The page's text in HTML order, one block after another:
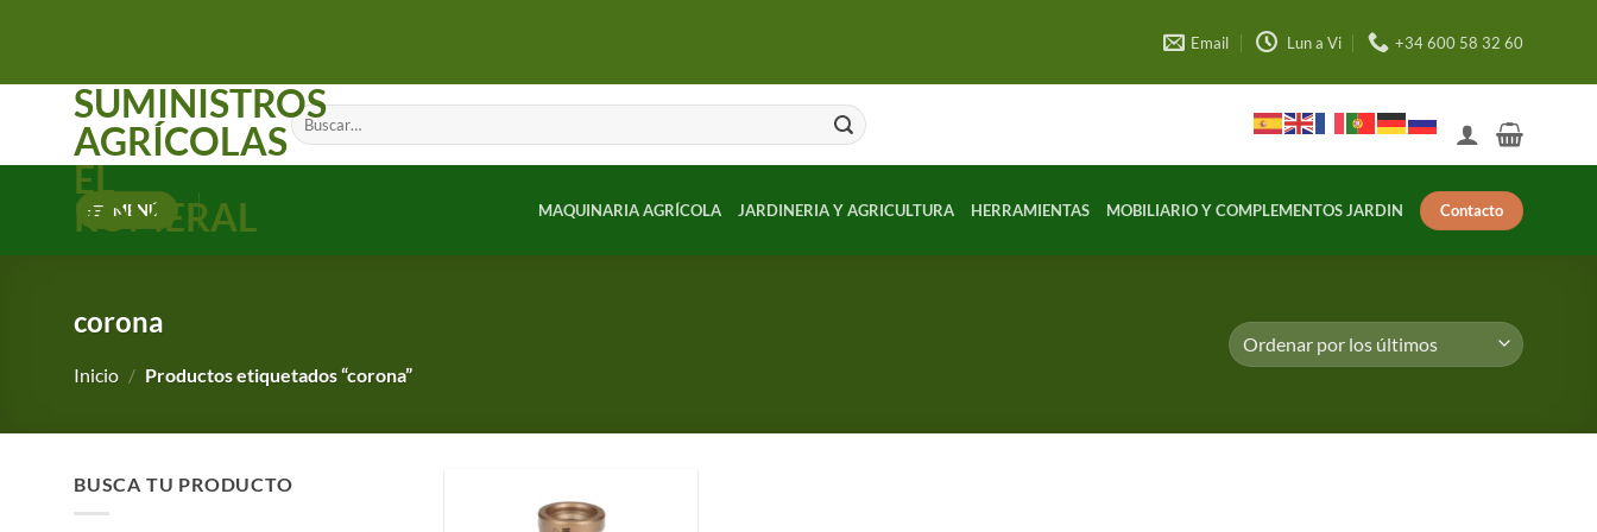
Email Lun a Vi +34 600 58 32 60
SUMINISTROS
AGRÍCOLAS
EL
ROMERAL
Buscar
por:
MENÚ MAQUINARIA AGRÍCOLA JARDINERIA Y AGRICULTURA HERRAMIENTAS MOBILIARIO Y COMPLEMENTOS JARDIN Contacto
corona
Inicio / Productos etiquetados “corona”
BUSCA TU PRODUCTO